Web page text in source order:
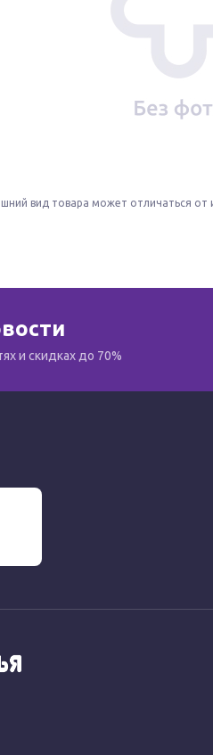
вид товара может отличаться
и скидках до 70%